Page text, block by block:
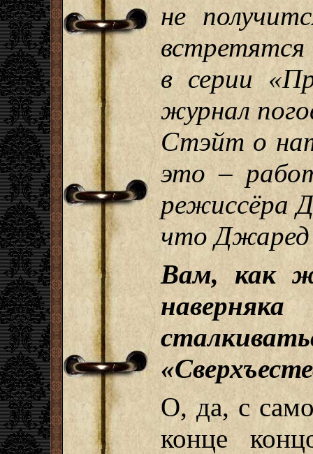
не
в серии
журнал
Стэйт о
это –
режиссёра
что Джаред
Вам, как
О, да, с
конце